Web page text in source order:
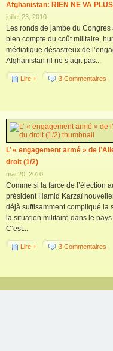
Afghanistan: RIEN NE VA
juillet 23, 2010
Les ronds de jambe du
bien compte du coût militaire,
médiatique désastreux de
Afghanistan (il ne s’agit pas...
Lire + 3 Commentaires
L’ « engagement armé » de
droit (1/2)
mai 20, 2010
Comme si la farce de l’élection
président Hamid Karzaï
déjà suffisamment compliqué la
la situation militaire dans le
C’est...
Lire + 3 Commentaires